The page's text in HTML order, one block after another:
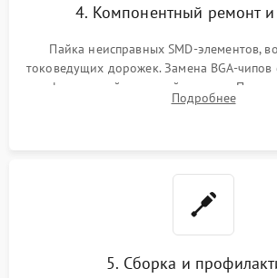
4. Компонентный ремонт
Пайка неисправных SMD-элементов,
токоведущих дорожек. Замена BGA-чипов
инфракрасной паяльной станции.
BIOS или замена поврежденных
Подробнее
5. Сборка и